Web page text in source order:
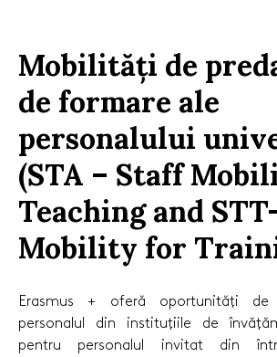
Mobilități de
de formare ale
personalului
(STA – Staff
Teaching and
Mobility for
Erasmus + oferă oportunităţi de
personalul din instituţiile de
pentru personalul invitat din